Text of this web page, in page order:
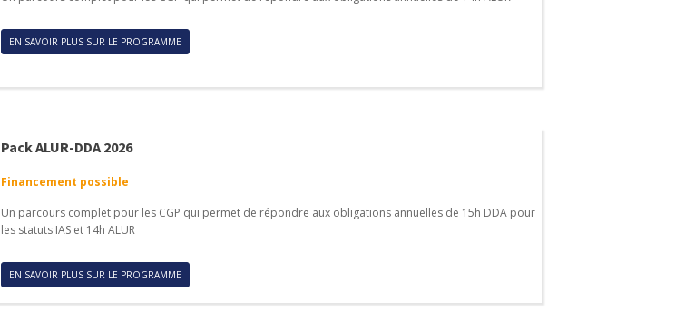
EN SAVOIR PLUS SUR LE PROGRAMME
Pack ALUR-DDA 2026
Financement possible
Un parcours complet pour les CGP qui permet de répondre aux obligations annuelles de 15h DDA pour
les statuts IAS et 14h ALUR
EN SAVOIR PLUS SUR LE PROGRAMME